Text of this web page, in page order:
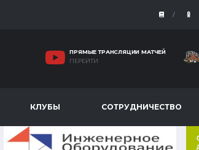
ПРЯМЫЕ ТРАНСЛЯЦИИ МАТЧЕЙ
ПЕРЕЙТИ
КЛУБЫ СОТРУДНИЧЕСТВО